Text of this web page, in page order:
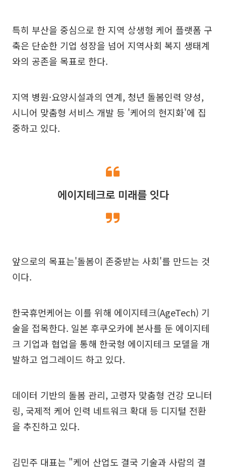
특히 부산을 중심으로 한 지역 상생형 케어 플랫폼 구
축은 단순한 기업 성장을 넘어 지역사회 복지 생태계
와의 공존을 목표로 한다.
지역 병원·요양시설과의 연계, 청년 돌봄인력 양성,
시니어 맞춤형 서비스 개발 등 '케어의 현지화'에 집
중하고 있다.
에이지테크로 미래를 잇다
앞으로의 목표는'돌봄이 존중받는 사회'를 만드는 것
이다.
한국휴먼케어는 이를 위해 에이지테크(AgeTech) 기
술을 접목한다. 일본 후쿠오카에 본사를 둔 에이지테
크 기업과 협업을 통해 한국형 에이지테크 모델을 개
발하고 업그레이드 하고 있다.
데이터 기반의 돌봄 관리, 고령자 맞춤형 건강 모니터
링, 국제적 케어 인력 네트워크 확대 등 디지털 전환
을 추진하고 있다.
김민주 대표는 "케어 산업도 결국 기술과 사람의 결